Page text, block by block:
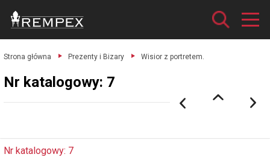
Strona główna Prezenty i Bizary Wisior z portretem.
Nr katalogowy: 7
Nr katalogowy: 7